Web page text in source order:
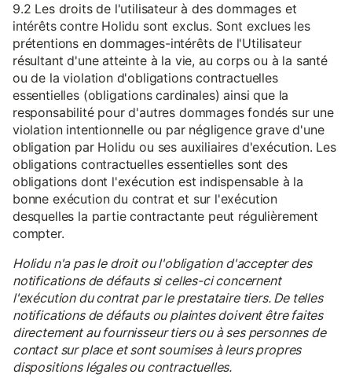
9.2 Les droits de l'utilisateur à des dommages et
intérêts contre Holidu sont exclus. Sont exclues les
prétentions en dommages-intérêts de l'Utilisateur
résultant d'une atteinte à la vie, au corps ou à la santé
ou de la violation d'obligations contractuelles
essentielles (obligations cardinales) ainsi que la
responsabilité pour d'autres dommages fondés sur une
violation intentionnelle ou par négligence grave d'une
obligation par Holidu ou ses auxiliaires d'exécution. Les
obligations contractuelles essentielles sont des
obligations dont l'exécution est indispensable à la
bonne exécution du contrat et sur l'exécution
desquelles la partie contractante peut régulièrement
compter.
Holidu n'a pas le droit ou l'obligation d'accepter des
notifications de défauts si celles-ci concernent
l'exécution du contrat par le prestataire tiers. De telles
notifications de défauts ou plaintes doivent être faites
directement au fournisseur tiers ou à ses personnes de
contact sur place et sont soumises à leurs propres
dispositions légales ou contractuelles.